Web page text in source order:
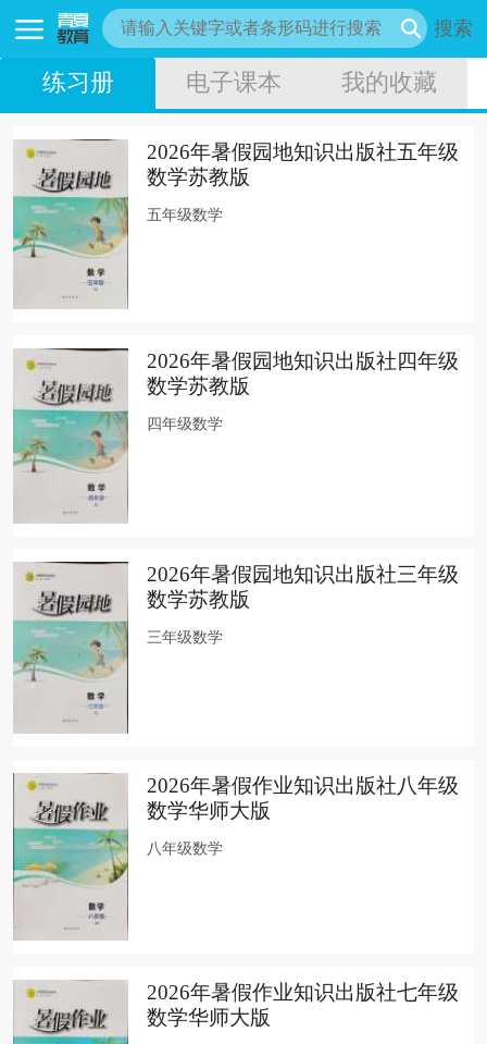
搜索
练习册 电子课本 我的收藏
2026年暑假园地知识出版社五年级
数学苏教版
五年级数学
2026年暑假园地知识出版社四年级
数学苏教版
四年级数学
2026年暑假园地知识出版社三年级
数学苏教版
三年级数学
2026年暑假作业知识出版社八年级
数学华师大版
八年级数学
2026年暑假作业知识出版社七年级
数学华师大版